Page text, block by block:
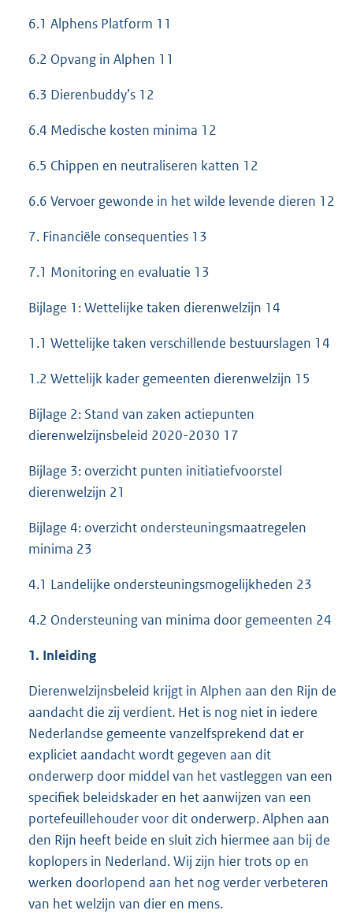
6.1 Alphens Platform 11
6.2 Opvang in Alphen 11
6.3 Dierenbuddy’s 12
6.4 Medische kosten minima 12
6.5 Chippen en neutraliseren katten 12
6.6 Vervoer gewonde in het wilde levende dieren 12
7. Financiële consequenties 13
7.1 Monitoring en evaluatie 13
Bijlage 1: Wettelijke taken dierenwelzijn 14
1.1 Wettelijke taken verschillende bestuurslagen 14
1.2 Wettelijk kader gemeenten dierenwelzijn 15
Bijlage 2: Stand van zaken actiepunten
dierenwelzijnsbeleid 2020-2030 17
Bijlage 3: overzicht punten initiatiefvoorstel
dierenwelzijn 21
Bijlage 4: overzicht ondersteuningsmaatregelen
minima 23
4.1 Landelijke ondersteuningsmogelijkheden 23
4.2 Ondersteuning van minima door gemeenten 24
1. Inleiding
Dierenwelzijnsbeleid krijgt in Alphen aan den Rijn de
aandacht die zij verdient. Het is nog niet in iedere
Nederlandse gemeente vanzelfsprekend dat er
expliciet aandacht wordt gegeven aan dit
onderwerp door middel van het vastleggen van een
specifiek beleidskader en het aanwijzen van een
portefeuillehouder voor dit onderwerp. Alphen aan
den Rijn heeft beide en sluit zich hiermee aan bij de
koplopers in Nederland. Wij zijn hier trots op en
werken doorlopend aan het nog verder verbeteren
van het welzijn van dier en mens.